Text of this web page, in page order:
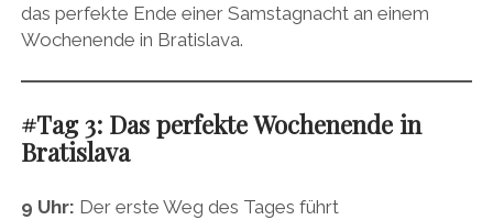
das perfekte Ende einer Samstagnacht an einem
Wochenende in Bratislava.
#Tag 3: Das perfekte Wochenende in
Bratislava
9 Uhr: Der erste Weg des Tages führt